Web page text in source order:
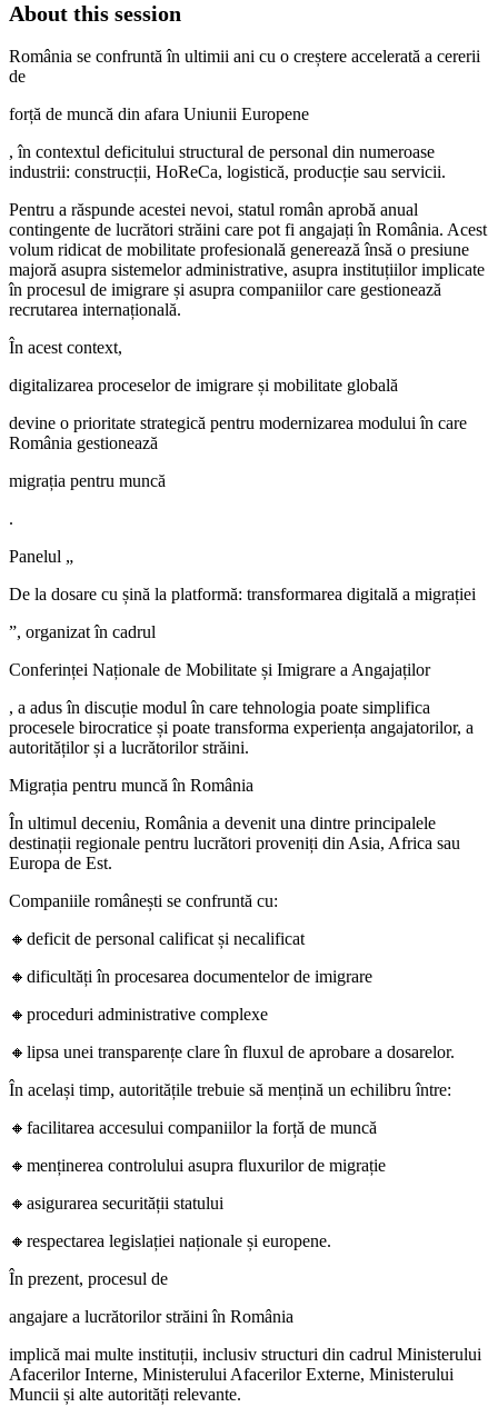
About this session
România se confruntă în ultimii ani cu o creștere accelerată a cererii
de
forță de muncă din afara Uniunii Europene
, în contextul deficitului structural de personal din numeroase
industrii: construcții, HoReCa, logistică, producție sau servicii.
Pentru a răspunde acestei nevoi, statul român aprobă anual
contingente de lucrători străini care pot fi angajați în România. Acest
volum ridicat de mobilitate profesională generează însă o presiune
majoră asupra sistemelor administrative, asupra instituțiilor implicate
în procesul de imigrare și asupra companiilor care gestionează
recrutarea internațională.
În acest context,
digitalizarea proceselor de imigrare și mobilitate globală
devine o prioritate strategică pentru modernizarea modului în care
România gestionează
migrația pentru muncă
.
Panelul „
De la dosare cu șină la platformă: transformarea digitală a migrației
”, organizat în cadrul
Conferinței Naționale de Mobilitate și Imigrare a Angajaților
, a adus în discuție modul în care tehnologia poate simplifica
procesele birocratice și poate transforma experiența angajatorilor, a
autorităților și a lucrătorilor străini.
Migrația pentru muncă în România
În ultimul deceniu, România a devenit una dintre principalele
destinații regionale pentru lucrători proveniți din Asia, Africa sau
Europa de Est.
Companiile românești se confruntă cu:
🔸deficit de personal calificat și necalificat
🔸dificultăți în procesarea documentelor de imigrare
🔸proceduri administrative complexe
🔸lipsa unei transparențe clare în fluxul de aprobare a dosarelor.
În același timp, autoritățile trebuie să mențină un echilibru între:
🔸facilitarea accesului companiilor la forță de muncă
🔸menținerea controlului asupra fluxurilor de migrație
🔸asigurarea securității statului
🔸respectarea legislației naționale și europene.
În prezent, procesul de
angajare a lucrătorilor străini în România
implică mai multe instituții, inclusiv structuri din cadrul Ministerului
Afacerilor Interne, Ministerului Afacerilor Externe, Ministerului
Muncii și alte autorități relevante.